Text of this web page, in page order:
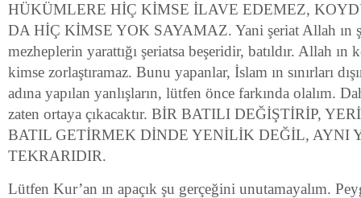
HÜKÜMLERE HİÇ KİMSE İLAVE EDEMEZ,
DA HİÇ KİMSE YOK SAYAMAZ. Yani şeriat Allah ın
mezheplerin yarattığı şeriatsa beşeridir, batıldır. Allah ın
kimse zorlaştıramaz. Bunu yapanlar, İslam ın sınırları
adına yapılan yanlışların, lütfen önce farkında olalım.
zaten ortaya çıkacaktır. BİR BATILI DEĞİŞTİRİP,
BATIL GETİRMEK DİNDE YENİLİK DEĞİL, AYNI
TEKRARIDIR.
Lütfen Kur’an ın apaçık şu gerçeğini unutamayalım.